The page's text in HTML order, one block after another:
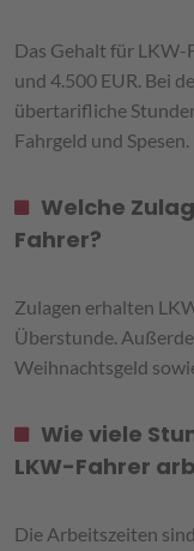
Das Gehalt für LKW-
und 4.500 EUR. Bei
übertarifliche
Fahrgeld und Spesen.
Welche
Fahrer?
Zulagen erhalten
Überstunde.
Weihnachtsgeld
Wie viele
LKW-Fahrer
Die Arbeitszeiten